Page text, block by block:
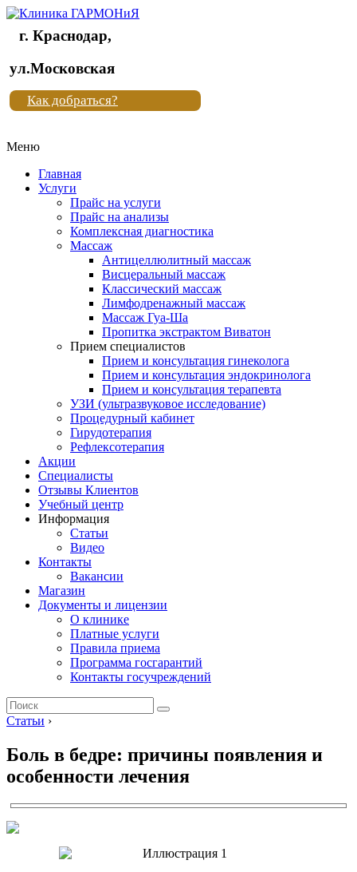
Клиника
"Новая
жизнь"
Клиника
жизнь"
г. Краснодар,
ул.Московская
Как добраться?
Меню
Главная
Услуги
Прайс на услуги
Прайс на анализы
Комплексная диагностика
Массаж
Антицеллюлитный массаж
Висцеральный массаж
Классический массаж
Лимфодренажный массаж
Массаж Гуа-Ша
Пропитка экстрактом Виватон
Прием специалистов
Прием и консультация гинеколога
Прием и консультация эндокринолога
Прием и консультация терапевта
УЗИ (ультразвуковое исследование)
Процедурный кабинет
Гирудотерапия
Рефлексотерапия
Акции
Специалисты
Отзывы Клиентов
Учебный центр
Информация
Статьи
Видео
Контакты
Вакансии
Магазин
Документы и лицензии
О клинике
Платные услуги
Правила приема
Программа госгарантий
Контакты госучреждений
Статьи ›
Боль в бедре: причины появления и
особенности лечения